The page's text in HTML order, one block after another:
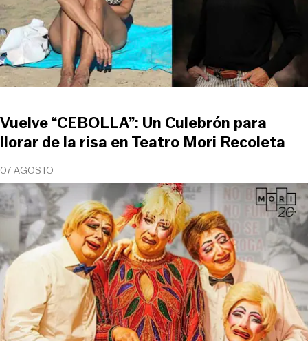
07 AGOSTO
Vuelve “CEBOLLA”: Un Culebrón para
llorar de la risa en Teatro Mori Recoleta